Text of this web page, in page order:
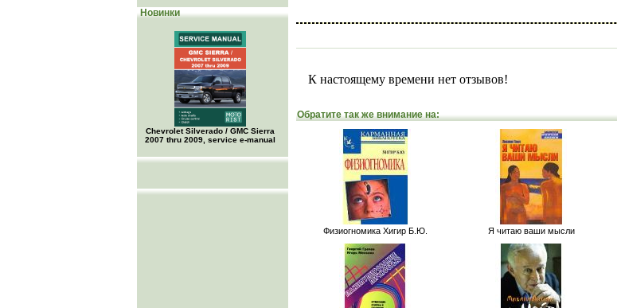
Новинки
Chevrolet Silverado / GMC Sierra
2007 thru 2009, service e-manual
К настоящему времени нет отзывов!
Обратите так же внимание на:
Физиогномика Хигир Б.Ю. Я читаю ваши мысли